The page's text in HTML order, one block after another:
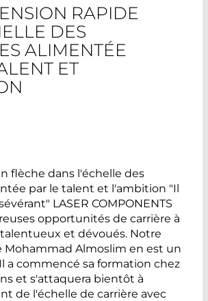
RAPIDE
DES
ALIMENTÉE
ET
flèche dans l'échelle des
par le talent et l'ambition "Il
LASER COMPONENTS
opportunités de carrière à
et dévoués. Notre
Mohammad Almoslim en est un
a commencé sa formation chez
et s'attaquera bientôt à
de l'échelle de carrière avec